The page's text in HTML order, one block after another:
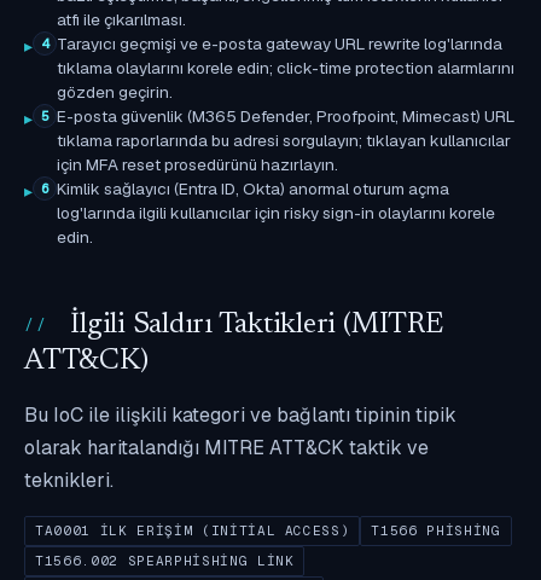
atfı ile çıkarılması.
4 Tarayıcı geçmişi ve e-posta gateway URL rewrite log'larında
tıklama olaylarını korele edin; click-time protection alarmlarını
gözden geçirin.
5 E-posta güvenlik (M365 Defender, Proofpoint, Mimecast) URL
tıklama raporlarında bu adresi sorgulayın; tıklayan kullanıcılar
için MFA reset prosedürünü hazırlayın.
6 Kimlik sağlayıcı (Entra ID, Okta) anormal oturum açma
log'larında ilgili kullanıcılar için risky sign-in olaylarını korele
edin.
İlgili Saldırı Taktikleri (MITRE
ATT&CK)
Bu IoC ile ilişkili kategori ve bağlantı tipinin tipik
olarak haritalandığı MITRE ATT&CK taktik ve
teknikleri.
TA0001 İLK ERIŞIM (INITIAL ACCESS)
T1566 PHISHING
T1566.002 SPEARPHISHING LINK